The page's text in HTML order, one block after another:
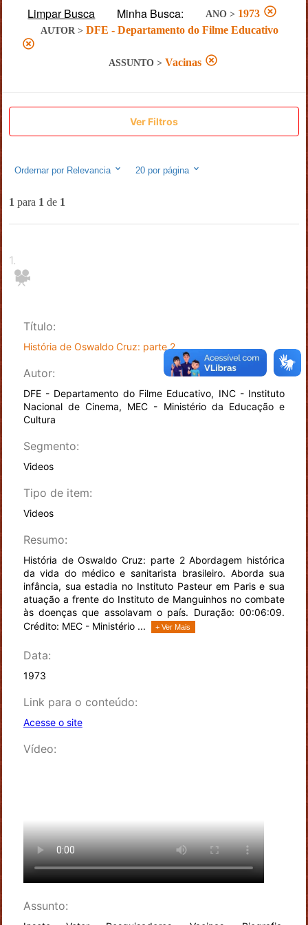
Limpar Busca Minha Busca: ANO > 1973
AUTOR> DFE - Departamento do Filme Educativo
ASSUNTO> Vacinas
Ver Filtros
Ordernar por Relevancia 20por página
1 para 1 de 1
1.
Título:
História de Oswaldo Cruz: parte 2
Autor:
DFE - Departamento do Filme Educativo, INC - Instituto
Nacional de Cinema, MEC - Ministério da Educação e
Cultura
Segmento:
Videos
Tipo de item:
Videos
Resumo:
História de Oswaldo Cruz: parte 2 Abordagem histórica
da vida do médico e sanitarista brasileiro. Aborda sua
infância, sua estadia no Instituto Pasteur em Paris e sua
atuação a frente do Instituto de Manguinhos no combate
às doenças que assolavam o país. Duração: 00:06:09.
Crédito: MEC - Ministério ...
+ Ver Mais
Data:
1973
Link para o conteúdo:
Acesse o site
Vídeo:
Assunto: